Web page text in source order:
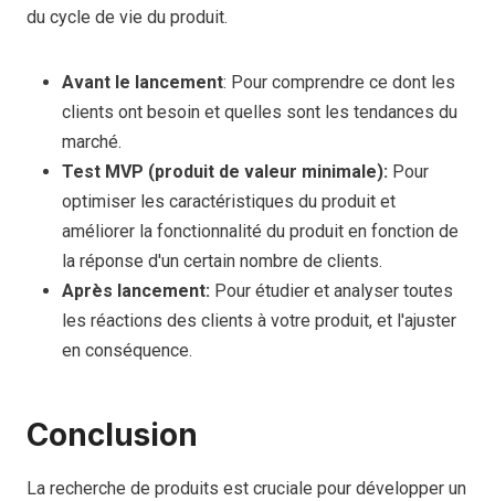
du cycle de vie du produit.
Avant le lancement: Pour comprendre ce dont les
clients ont besoin et quelles sont les tendances du
marché.
Test MVP (produit de valeur minimale): Pour
optimiser les caractéristiques du produit et
améliorer la fonctionnalité du produit en fonction de
la réponse d'un certain nombre de clients.
Après lancement: Pour étudier et analyser toutes
les réactions des clients à votre produit, et l'ajuster
en conséquence.
Conclusion
La recherche de produits est cruciale pour développer un